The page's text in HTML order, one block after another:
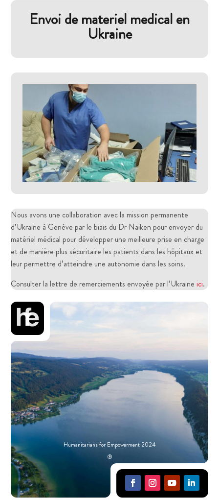
Envoi de materiel medical en
Ukraine
Nous avons une collaboration avec la mission permanente
d’Ukraine à Genève par le biais du Dr Naiken pour envoyer du
matériel médical pour développer une meilleure prise en charge
et de manière plus sécuritaire les patients dans les hôpitaux et
leur permettre d’atteindre une autonomie dans les soins.
Consulter la lettre de remerciements envoyée par l’Ukraineici.
Humanitarians for Empowerment 2024
®